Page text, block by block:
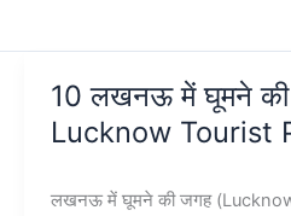
10 लखनऊ में घूमने
Lucknow Tourist
लखनऊ में घूमने की जगह